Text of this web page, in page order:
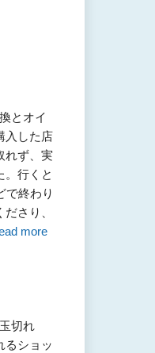
とオイ
入した店
れず、実
。行くと
で終わり
さり、
more
切れ
るショッ